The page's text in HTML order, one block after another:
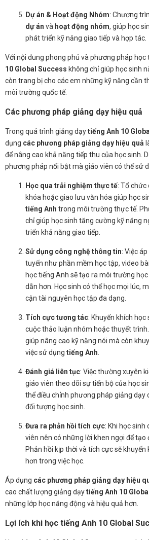
Dự án & Hoạt động Nhóm: Chương
dự án và hoạt động nhóm, giúp học
phát triển kỹ năng giao tiếp và hợp tác.
Với nội dung phong phú và phương pháp học
10 Global Success không chỉ giúp học sinh
còn trang bị cho các em những kỹ năng cần
môi trường quốc tế.
Các phương pháp giảng dạy hiệu quả
Trong quá trình giảng dạytiếng Anh 10
dụng các phương pháp giảng dạy hiệu quả
để nâng cao khả năng tiếp thu của học sinh.
phương pháp nổi bật mà giáo viên có thể sử
Học qua trải nghiệm thực tế: Tổ chức
khóa hoặc giao lưu văn hóa giúp học
tiếng Anh trong môi trường thực tế.
chỉ giúp học sinh tăng cường kỹ năng
triển khả năng giao tiếp.
Sử dụng công nghệ thông tin: Việc
tuyến như phần mềm học tập, video
học tiếng Anh sẽ tạo ra môi trường
dẫn hơn. Học sinh có thể học mọi lúc,
cận tài nguyên học tập đa dạng.
Tích cực tương tác: Khuyến khích
cuộc thảo luận nhóm hoặc thuyết
giúp nâng cao kỹ năng nói mà còn
việc sử dụng tiếng Anh
Đánh giá liên tục: Việc thường xuyên
giáo viên theo dõi sự tiến bộ của học
thể điều chỉnh phương pháp giảng dạy
đối tượng học sinh.
Đưa ra phản hồi tích cực: Khi học sinh
viên nên có những lời khen ngợi để tạo
Phản hồi kịp thời và tích cực sẽ
hơn trong việc học.
Áp dụng các phương pháp giảng dạy hiệu
cao chất lượng giảng dạytiếng Anh 10
những lớp học năng động và hiệu quả hơn.
Lợi ích khi học tiếng Anh 10 Global